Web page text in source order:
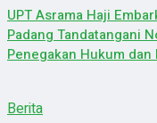
UPT Asrama Haji
Padang Tandatangani
Penegakan Hukum
Berita